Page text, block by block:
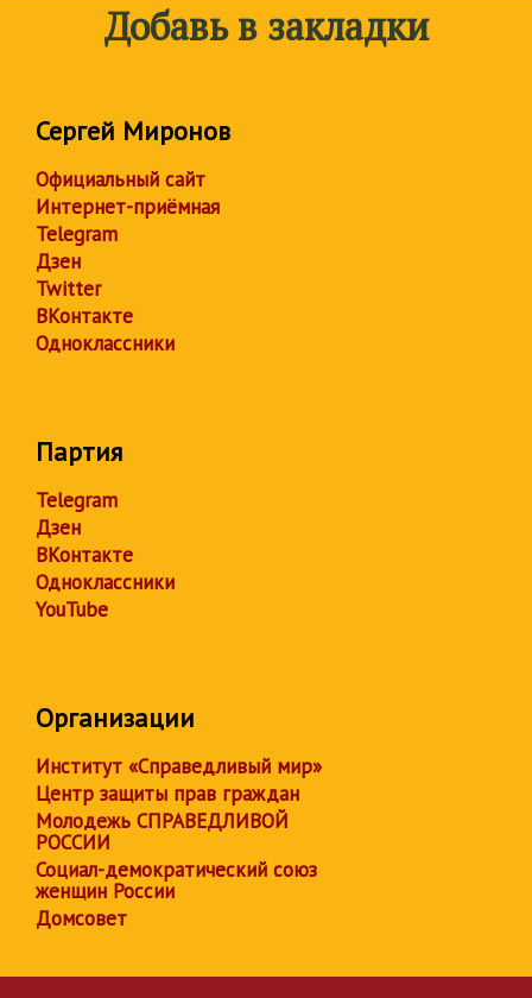
Добавь в закладки
Сергей Миронов
Официальный сайт
Интернет-приёмная
Telegram
Дзен
Twitter
ВКонтакте
Одноклассники
Партия
Telegram
Дзен
ВКонтакте
Одноклассники
YouTube
Организации
Институт «Справедливый мир»
Центр защиты прав граждан
Молодежь СПРАВЕДЛИВОЙ
РОССИИ
Социал-демократический союз
женщин России
Домсовет